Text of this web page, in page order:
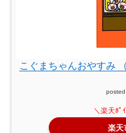
こぐまちゃんおやすみ
posted
楽天